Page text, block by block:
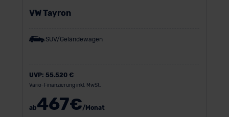
VW Tayron
SUV/Geländewagen
UVP: 55.520 €
Vario-Finanzierung inkl. MwSt.
ab467€/Monat